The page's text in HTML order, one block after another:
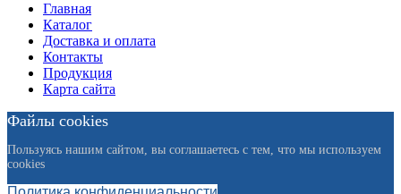
Главная
Каталог
Доставка и оплата
Контакты
Продукция
Карта сайта
Файлы cookies
Пользуясь нашим сайтом, вы соглашаетесь с тем, что мы используем
cookies